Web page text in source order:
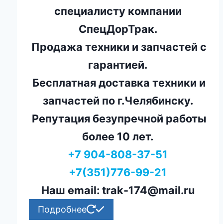
специалисту компании
СпецДорТрак.
Продажа техники и запчастей с
гарантией.
Бесплатная доставка техники и
запчастей по г.Челябинску.
Репутация безупречной работы
более 10 лет.
+7 904-808-37-51
+7(351)776-99-21
Наш email: trak-174@mail.ru
Подробнее